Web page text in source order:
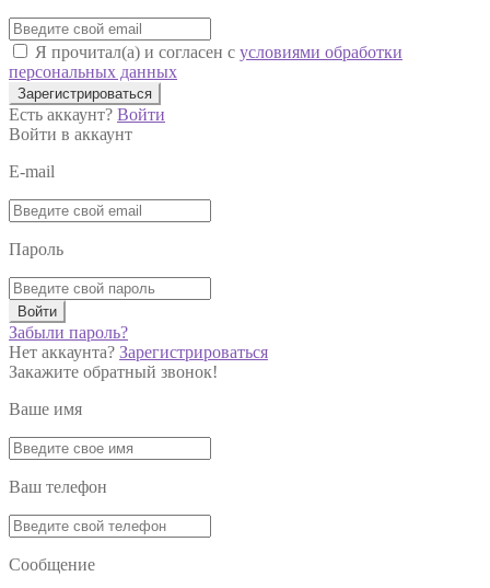
Я прочитал(а) и согласен с условиями обработки
персональных данных
Зарегистрироваться
Есть аккаунт? Войти
Войти в аккаунт
E-mail
Пароль
Войти
Забыли пароль?
Нет аккаунта? Зарегистрироваться
Закажите обратный звонок!
Ваше имя
Ваш телефон
Сообщение